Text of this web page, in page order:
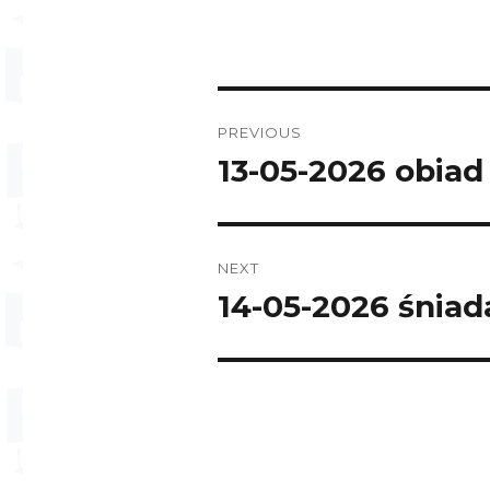
navigation
PREVIOUS
Previous
13-05-2026 obiad
NEXT
Next
14-05-2026